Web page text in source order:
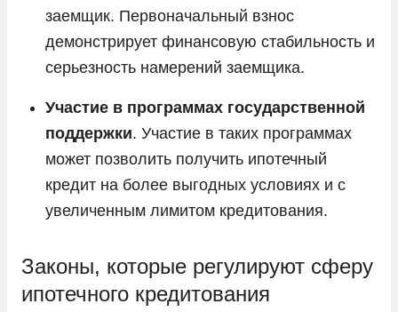
заемщик. Первоначальный взнос
демонстрирует финансовую стабильность и
серьезность намерений заемщика.
Участие в программах государственной
поддержки. Участие в таких программах
может позволить получить ипотечный
кредит на более выгодных условиях и с
увеличенным лимитом кредитования.
Законы, которые регулируют сферу
ипотечного кредитования